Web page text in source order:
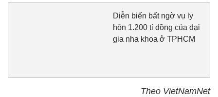
Diễn biến bất ngờ vụ ly
hôn 1.200 tỉ đồng của đại
gia nha khoa ở TPHCM
Theo VietNamNet